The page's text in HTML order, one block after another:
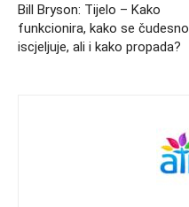
Bill Bryson: Tijelo – Kako
funkcionira, kako se čudesno
iscjeljuje, ali i kako propada?